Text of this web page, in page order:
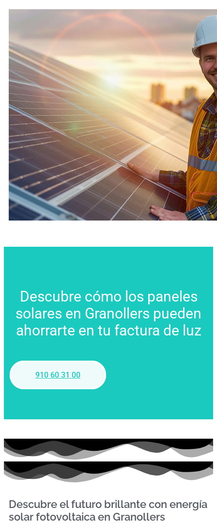
Descubre cómo los paneles
solares en Granollers pueden
ahorrarte en tu factura de luz
910 60 31 00
Descubre el futuro brillante con energía
solar fotovoltaica en Granollers